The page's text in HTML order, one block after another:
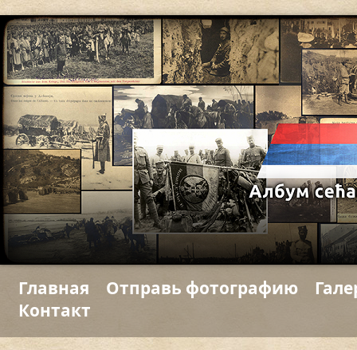
Главная Отправь фотографию
Контакт